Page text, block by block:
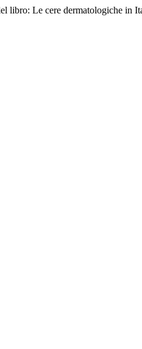
libro: Le cere dermatologiche in